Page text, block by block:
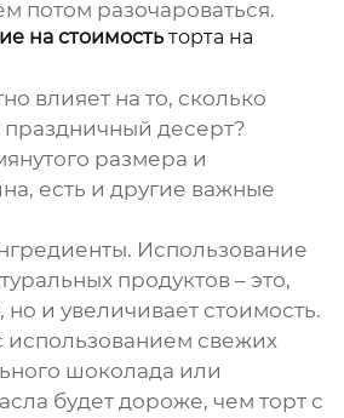
потом разочароваться.
на стоимостьторта на
влияет на то, сколько
праздничный десерт?
размера и
есть и другие важные
Использование
продуктов – это,
и увеличивает стоимость.
использованием свежих
шоколада или
будет дороже, чем торт с